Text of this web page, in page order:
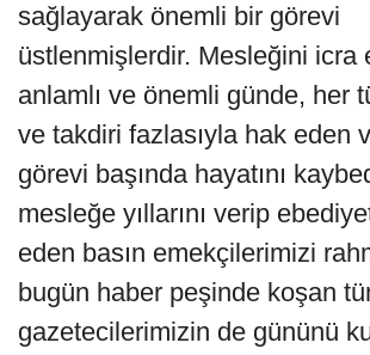
sağlayarak önemli bir görevi
üstlenmişlerdir. Mesleğini icra
anlamlı ve önemli günde, her
ve takdiri fazlasıyla hak eden
görevi başında hayatını
mesleğe yıllarını verip
eden basın emekçilerimizi
bugün haber peşinde koşan
gazetecilerimizin de gününü